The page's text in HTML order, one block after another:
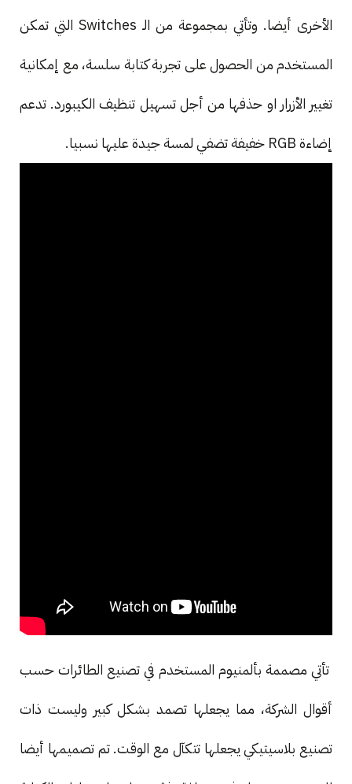
الأخرى أيضا. وتأتي بمجموعة من الـ Switches التي تمكن
المستخدم من الحصول على تجربة كتابة سلسة، مع إمكانية
تغيير الأزرار او حذفها من أجل تسهيل تنظيف الكيبورد. تدعم
إضاءة RGB خفيفة تضفي لمسة جيدة عليها نسبيا.
تأتي مصممة بألمنيوم المستخدم في تصنيع الطائرات حسب
أقوال الشركة، مما يجعلها تصمد بشكل كبير وليست ذات
تصنيع بلاسيتيكي يجعلها تتكآل مع الوقت. تم تصميمها أيضا